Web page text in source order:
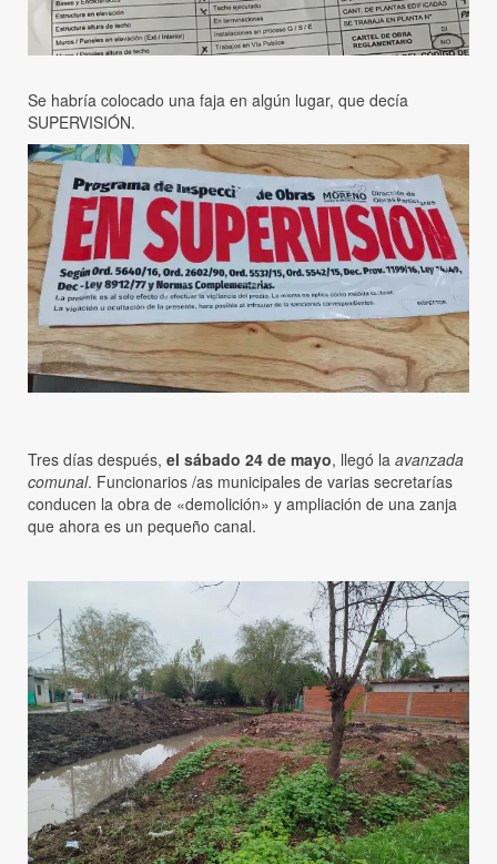
Se habría colocado una faja en algún lugar, que decía
SUPERVISIÓN.
Tres días después, el sábado 24 de mayo, llegó la avanzada
comunal. Funcionarios /as municipales de varias secretarías
conducen la obra de «demolición» y ampliación de una zanja
que ahora es un pequeño canal.